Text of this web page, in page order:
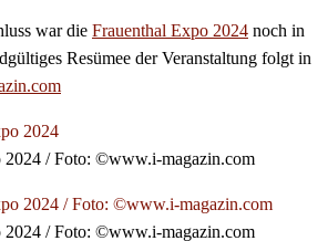
war die Frauenthal Expo 2024 noch in
Resümee der Veranstaltung folgt in
2024 / Foto: ©www.i-magazin.com
2024 / Foto: ©www.i-magazin.com